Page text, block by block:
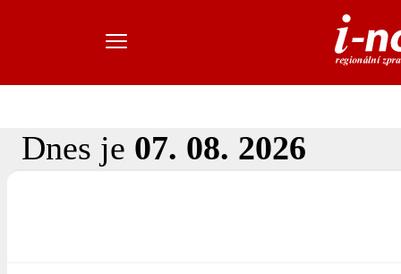
Dnes je 07. 08. 2026